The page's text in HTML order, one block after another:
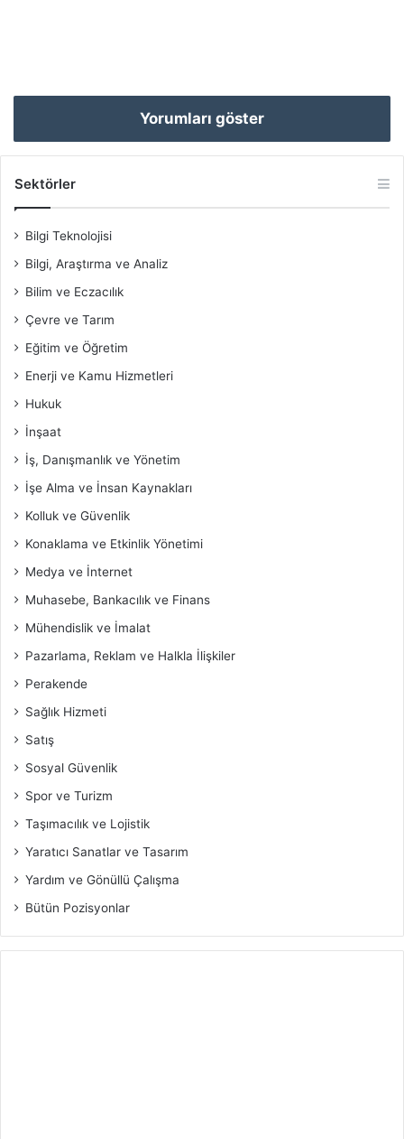
Yorumları göster
Sektörler
Bilgi Teknolojisi
Bilgi, Araştırma ve Analiz
Bilim ve Eczacılık
Çevre ve Tarım
Eğitim ve Öğretim
Enerji ve Kamu Hizmetleri
Hukuk
İnşaat
İş, Danışmanlık ve Yönetim
İşe Alma ve İnsan Kaynakları
Kolluk ve Güvenlik
Konaklama ve Etkinlik Yönetimi
Medya ve İnternet
Muhasebe, Bankacılık ve Finans
Mühendislik ve İmalat
Pazarlama, Reklam ve Halkla İlişkiler
Perakende
Sağlık Hizmeti
Satış
Sosyal Güvenlik
Spor ve Turizm
Taşımacılık ve Lojistik
Yaratıcı Sanatlar ve Tasarım
Yardım ve Gönüllü Çalışma
Bütün Pozisyonlar